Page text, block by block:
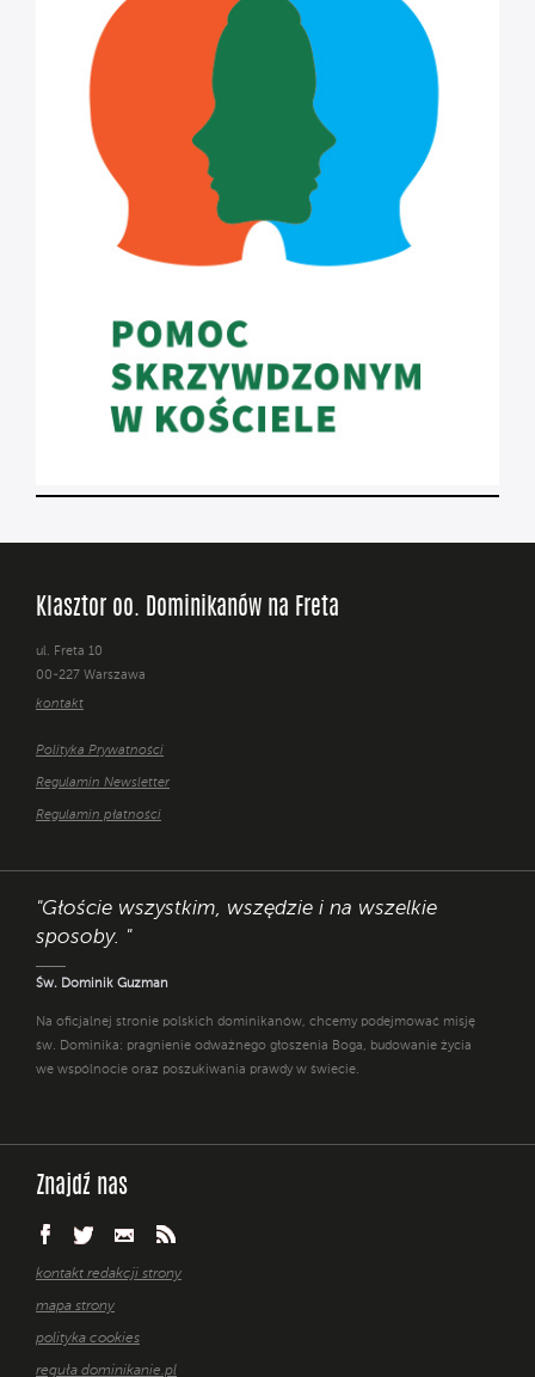
Klasztor oo. Dominikanów na Freta
ul. Freta 10
00-227 Warszawa
kontakt
Polityka Prywatności
Regulamin Newsletter
Regulamin płatności
"Głoście wszystkim, wszędzie i na wszelkie
sposoby. "
Św. Dominik Guzman
Na oficjalnej stronie polskich dominikanów, chcemy podejmować misję
św. Dominika: pragnienie odważnego głoszenia Boga, budowanie życia
we wspólnocie oraz poszukiwania prawdy w świecie.
Znajdź nas
kontakt redakcji strony
mapa strony
polityka cookies
reguła dominikanie.pl